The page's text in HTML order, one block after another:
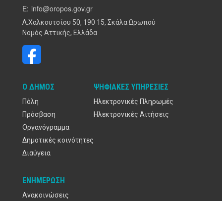
E: info@oropos.gov.gr
Λ.Χαλκουτσίου 50, 190 15, Σκάλα Ωρωπού
Νομός Αττικής, Ελλάδα
Ο ΔΉΜΟΣ
Πόλη
Πρόσβαση
Οργανόγραμμα
Δημοτικές κοινότητες
Διαύγεια
ΨΗΦΙΑΚΈΣ ΥΠΗΡΕΣΊΕΣ
Ηλεκτρονικές Πληρωμές
Ηλεκτρονικές Αιτήσεις
ΕΝΗΜΈΡΩΣΗ
Ανακοινώσεις